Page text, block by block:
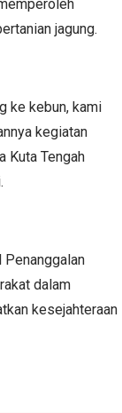
jagung.
ke kebun, kami
kegiatan
Kuta Tengah
dalam
kesejahteraan